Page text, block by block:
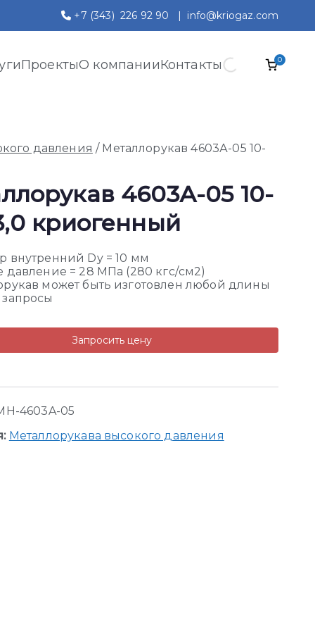
+7 (343) 226 92 90 | info@kriogaz.com
ПроектыО компанииКонтакты 0
давления / Металлорукав 4603А-05 10-
4603А-05 10-
криогенный
внутренний Dy = 10 мм
давление = 28 МПа (280 кгс/см2)
может быть изготовлен любой длины
Запросить цену
4603A-05
Металлорукава высокого давления